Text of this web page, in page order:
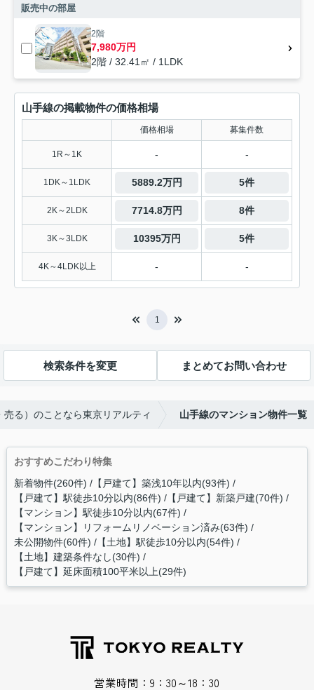
販売中の部屋
2階
7,980万円
2階 / 32.41㎡ / 1LDK
山手線の掲載物件の価格相場
価格相場 募集件数
1R～1K - -
1DK～1LDK 5889.2万円 5件
2K～2LDK 7714.8万円 8件
3K～3LDK 10395万円 5件
4K～4LDK以上 - -
1
検索条件を変更 まとめてお問い合わせ
る）のことなら東京リアルティ 山手線のマンション物件一覧
おすすめこだわり特集
新着物件(260件) 【戸建て】築浅10年以内(93件)
【戸建て】駅徒歩10分以内(86件) 【戸建て】新築戸建(70件)
【マンション】駅徒歩10分以内(67件)
【マンション】リフォームリノベーション済み(63件)
未公開物件(60件) 【土地】駅徒歩10分以内(54件)
【土地】建築条件なし(30件)
【戸建て】延床面積100平米以上(29件)
営業時間：9：30～18：30